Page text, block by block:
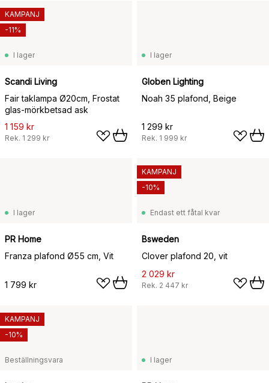
I lager
Scandi Living
Fair taklampa Ø20cm, Frostat
glas-mörkbetsad ask
1 159 kr
Rek. 1 299 kr
KAMPANJ
-11%
I lager
Globen Lighting
Noah 35 plafond, Beige
1 299 kr
Rek. 1 999 kr
I lager
PR Home
Franza plafond Ø55 cm, Vit
1 799 kr
Endast ett fåtal kvar
Bsweden
Clover plafond 20, vit
2 029 kr
Rek. 2 447 kr
KAMPANJ
-10%
Beställningsvara
KAMPANJ
-10%
I lager